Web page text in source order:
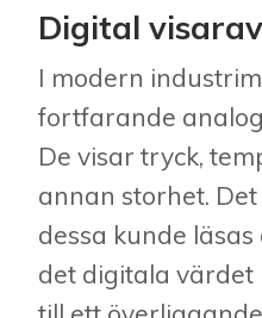
Digital
I modern
fortfarande
De visar tryck,
annan storhet.
dessa kunde
det digitala värdet